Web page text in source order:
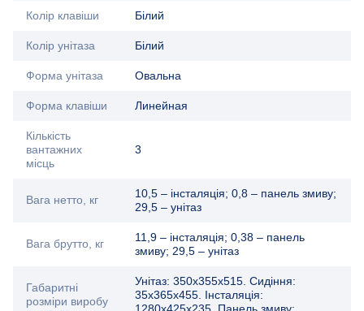
Колір клавіши Білий
Колір унітаза Білий
Форма унітаза Овальна
Форма клавіши Линейная
Кількість
вантажних
місць
3
Вага нетто, кг
10,5 – інсталяція; 0,8 – панель змиву;
29,5 – унітаз
Вага брутто, кг
11,9 – інсталяція; 0,38 – панель
змиву; 29,5 – унітаз
Габаритні
розміри виробу
Унітаз: 350х355х515. Сидіння:
35х365х455. Інсталяція:
1280х425х235. Панель змиву: